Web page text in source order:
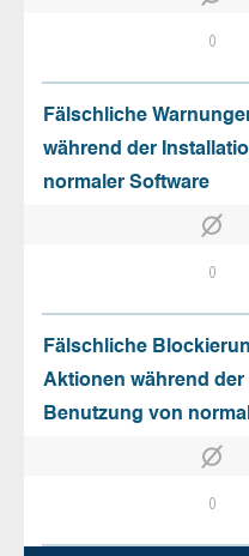
0
Fälschliche
während der
normaler Software
0
Fälschliche
Aktionen während
Benutzung von
0